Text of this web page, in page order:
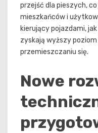
przejść dla pieszych,
mieszkańców i
kierujący pojazdami,
zyskają wyższy
przemieszczaniu się.
Nowe